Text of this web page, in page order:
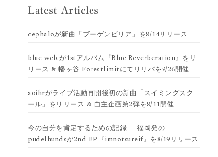
Latest Articles
cephaloが新曲「ブーゲンビリア」を8/14リリース
blue web.が1stアルバム『Blue Reverberation』をリ
リース & 幡ヶ谷 Forestlimitにてリリパを9/26開催
aoihrがライブ活動再開後初の新曲「スイミングスク
ール」をリリース & 自主企画第2弾を8/11開催
今の自分を肯定するための記録──福岡発の
pudelhundsが2nd EP『imnotsureif』を8/19リリース